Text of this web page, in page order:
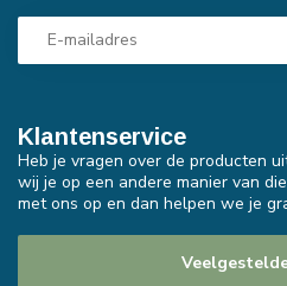
Klantenservice
Heb je vragen over de producten
wij je op een andere manier van
met ons op en dan helpen we je